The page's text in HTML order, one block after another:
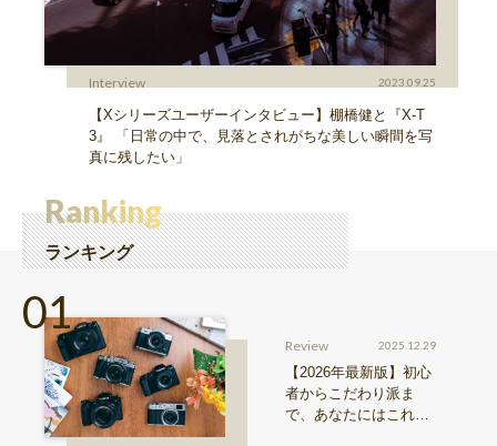
Interview 2023.09.25
【Xシリーズユーザーインタビュー】棚橋健と『X-T
3』 「日常の中で、見落とされがちな美しい瞬間を写
真に残したい」
Ranking
ランキング
Review 2025.12.29
【2026年最新版】初心
者からこだわり派ま
で、あなたにはこれが